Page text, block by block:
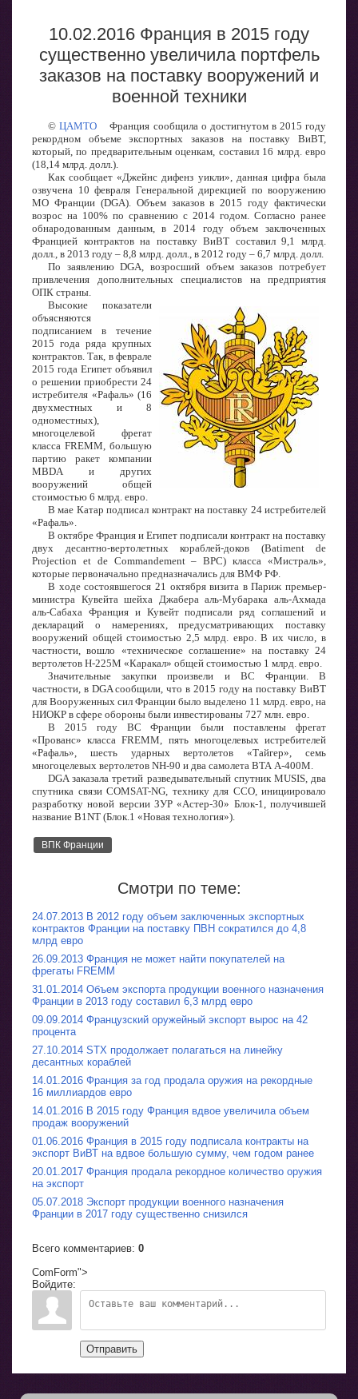
10.02.2016 Франция в 2015 году
существенно увеличила портфель
заказов на поставку вооружений и
военной техники
© ЦАМТО Франция сообщила о достигнутом в 2015 году
рекордном объеме экспортных заказов на поставку ВиВТ,
который, по предварительным оценкам, составил 16 млрд. евро
(18,14 млрд. долл.).
Как сообщает «Джейнс дифенз уикли», данная цифра была
озвучена 10 февраля Генеральной дирекцией по вооружению
МО Франции (DGA). Объем заказов в 2015 году фактически
возрос на 100% по сравнению с 2014 годом. Согласно ранее
обнародованным данным, в 2014 году объем заключенных
Францией контрактов на поставку ВиВТ составил 9,1 млрд.
долл., в 2013 году – 8,8 млрд. долл., в 2012 году – 6,7 млрд. долл.
По заявлению DGA, возросший объем заказов потребует
привлечения дополнительных специалистов на предприятия
ОПК страны.
Высокие показатели
объясняются
подписанием в течение
2015 года ряда крупных
контрактов. Так, в феврале
2015 года Египет объявил
о решении приобрести 24
истребителя «Рафаль» (16
двухместных и 8
одноместных),
многоцелевой фрегат
класса FREMM, большую
партию ракет компании
MBDA и других
вооружений общей
стоимостью 6 млрд. евро.
В мае Катар подписал контракт на поставку 24 истребителей
«Рафаль».
В октябре Франция и Египет подписали контракт на поставку
двух десантно-вертолетных кораблей-доков (Batiment de
Projection et de Commandement – BPC) класса «Мистраль»,
которые первоначально предназначались для ВМФ РФ.
В ходе состоявшегося 21 октября визита в Париж премьер-
министра Кувейта шейха Джабера аль-Мубарака аль-Ахмада
аль-Сабаха Франция и Кувейт подписали ряд соглашений и
деклараций о намерениях, предусматривающих поставку
вооружений общей стоимостью 2,5 млрд. евро. В их число, в
частности, вошло «техническое соглашение» на поставку 24
вертолетов H-225M «Каракал» общей стоимостью 1 млрд. евро.
Значительные закупки произвели и ВС Франции. В
частности, в DGA сообщили, что в 2015 году на поставку ВиВТ
для Вооруженных сил Франции было выделено 11 млрд. евро, на
НИОКР в сфере обороны были инвестированы 727 млн. евро.
В 2015 году ВС Франции были поставлены фрегат
«Прованс» класса FREMM, пять многоцелевых истребителей
«Рафаль», шесть ударных вертолетов «Тайгер», семь
многоцелевых вертолетов NH-90 и два самолета ВТА A-400M.
DGA заказала третий разведывательный спутник MUSIS, два
спутника связи COMSAT-NG, технику для ССО, инициировало
разработку новой версии ЗУР «Астер-30» Блок-1, получившей
название B1NT (Блок.1 «Новая технология»).
ВПК Франции
Смотри по теме:
24.07.2013 В 2012 году объем заключенных экспортных
контрактов Франции на поставку ПВН сократился до 4,8
млрд евро
26.09.2013 Франция не может найти покупателей на
фрегаты FREMM
31.01.2014 Объем экспорта продукции военного назначения
Франции в 2013 году составил 6,3 млрд евро
09.09.2014 Французский оружейный экспорт вырос на 42
процента
27.10.2014 STX продолжает полагаться на линейку
десантных кораблей
14.01.2016 Франция за год продала оружия на рекордные
16 миллиардов евро
14.01.2016 В 2015 году Франция вдвое увеличила объем
продаж вооружений
01.06.2016 Франция в 2015 году подписала контракты на
экспорт ВиВТ на вдвое большую сумму, чем годом ранее
20.01.2017 Франция продала рекордное количество оружия
на экспорт
05.07.2018 Экспорт продукции военного назначения
Франции в 2017 году существенно снизился
Всего комментариев: 0
ComForm">
Войдите:
Отправить